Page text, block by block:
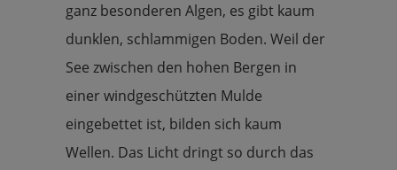
ganz besonderen Algen, es gibt kaum
dunklen, schlammigen Boden. Weil der
See zwischen den hohen Bergen in
einer windgeschützten Mulde
eingebettet ist, bilden sich kaum
Wellen. Das Licht dringt so durch das